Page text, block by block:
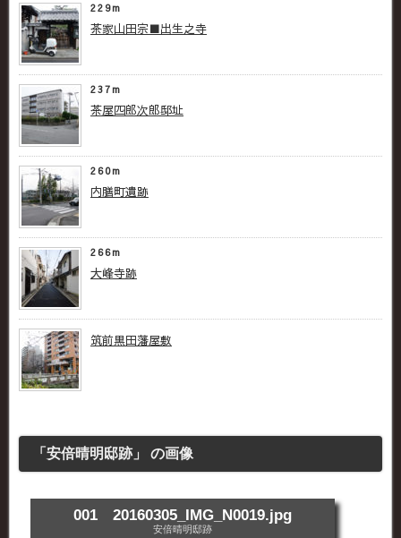
229m
茶家山田宗■出生之寺
237m
茶屋四郎次郎邸址
260m
内膳町遺跡
266m
大峰寺跡
筑前黒田藩屋敷
「安倍晴明邸跡」 の画像
001 20160305_IMG_N0019.jpg
安倍晴明邸跡